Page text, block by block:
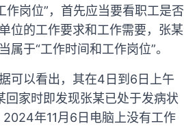
岗位”，首先应当要看职工是否
位的工作要求和工作需要，张某
于“工作时间和工作岗位”。
可以看出，其在4日到6日上午
家时即发现张某已处于发病状
年11月6日电脑上没有工作